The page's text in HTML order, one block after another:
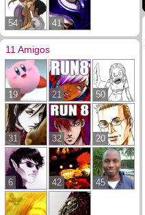
54 41
11 Amigos
19 21 50
31 32 20
6 42 45